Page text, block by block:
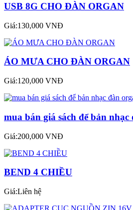
USB 8G CHO ĐÀN ORGAN
Giá:130,000 VNĐ
ÁO MƯA CHO ĐÀN ORGAN
Giá:120,000 VNĐ
mua bán giá sách để bản nhạc
Giá:200,000 VNĐ
BEND 4 CHIỀU
Giá:Liên hệ